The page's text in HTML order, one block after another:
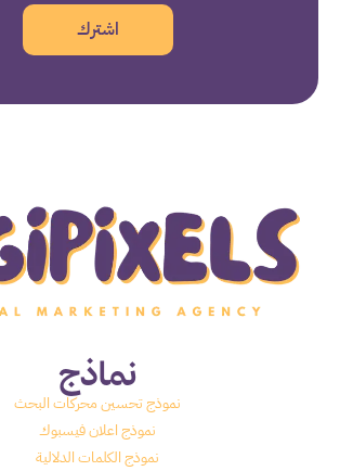
اشترك
نماذج
نموذج تحسين محركات البحث
نموذج اعلان فيسبوك
نموذج الكلمات الدلالية